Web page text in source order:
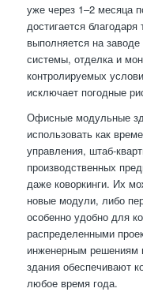
уже через 1–2 месяца
достигается
выполняется на
системы, отделка и
контролируемых
исключает погодные
Офисные модульные
использовать как
управления, штаб-
производственных
даже коворкинги. Их
новые модули, либо
особенно удобно для
распределенными
инженерным решениям
здания обеспечивают
любое время года.